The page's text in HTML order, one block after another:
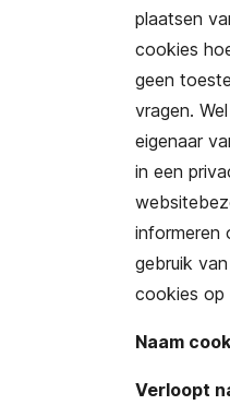
plaatsen
cookies
geen
vragen.
eigenaar
in een
informeren
gebruik
cookies op
Naam
Verloopt